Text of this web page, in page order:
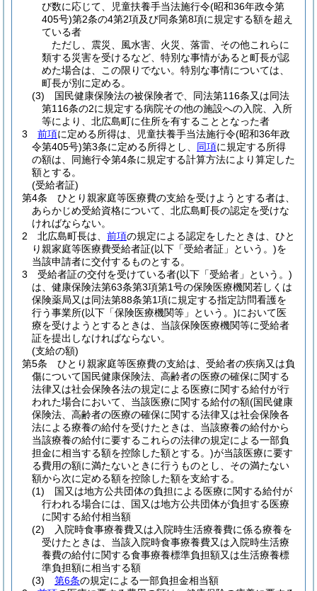
び数に応じて、児童扶養手当法施行令(昭和36年政令第
405号)第2条の4第2項及び同条第8項に規定する額を超え
ている者
ただし、震災、風水害、火災、落雷、その他これらに
類する災害を受けるなど、特別な事情があると町長が認
めた場合は、この限りでない。特別な事情については、
町長が別に定める。
(3)
国民健康保険法の被保険者で、同法第116条又は同法
第116条の2に規定する病院その他の施設への入院、入所
等により、北広島町に住所を有することとなった者
3
前項に定める所得は、児童扶養手当法施行令(昭和36年政
令第405号)第3条に定める所得とし、 同項に規定する所得
の額は、同施行令第4条に規定する計算方法により算定した
額とする。
(受給者証)
第4条
ひとり親家庭等医療費の支給を受けようとする者は、
あらかじめ受給資格について、北広島町長の認定を受けな
ければならない。
2
北広島町長は、 前項の規定による認定をしたときは、ひと
り親家庭等医療費受給者証(以下「受給者証」という。)を
当該申請者に交付するものとする。
3
受給者証の交付を受けている者(以下「受給者」という。)
は、健康保険法第63条第3項第1号の保険医療機関若しくは
保険薬局又は同法第88条第1項に規定する指定訪問看護を
行う事業所(以下「保険医療機関等」という。)において医
療を受けようとするときは、当該保険医療機関等に受給者
証を提出しなければならない。
(支給の額)
第5条
ひとり親家庭等医療費の支給は、受給者の疾病又は負
傷について国民健康保険法、高齢者の医療の確保に関する
法律又は社会保険各法の規定による医療に関する給付が行
われた場合において、当該医療に関する給付の額(国民健康
保険法、高齢者の医療の確保に関する法律又は社会保険各
法による療養の給付を受けたときは、当該療養の給付から
当該療養の給付に要するこれらの法律の規定による一部負
担金に相当する額を控除した額とする。)が当該医療に要す
る費用の額に満たないときに行うものとし、その満たない
額から次に定める額を控除した額を支給する。
(1)
国又は地方公共団体の負担による医療に関する給付が
行われる場合には、国又は地方公共団体が負担する医療
に関する給付相当額
(2)
入院時食事療養費又は入院時生活療養費に係る療養を
受けたときは、当該入院時食事療養費又は入院時生活療
養費の給付に関する食事療養標準負担額又は生活療養標
準負担額に相当する額
(3)
第6条の規定による一部負担金相当額